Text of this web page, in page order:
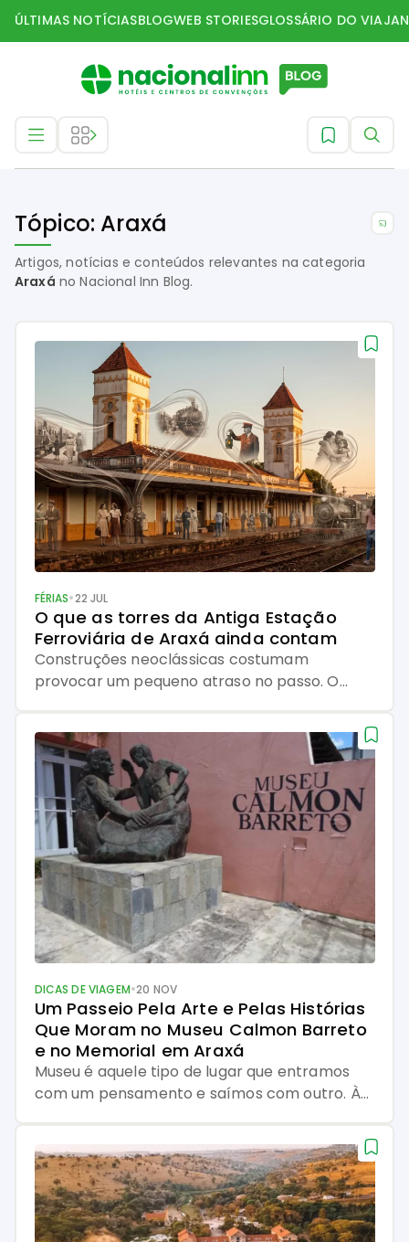
ÚLTIMAS NOTÍCIASBLOGWEB STORIESGLOSSÁRIO DO
Tópicos Araxá
Tópico: Araxá
Artigos, notícias e conteúdos relevantes na categoria
Araxá no Nacional Inn Blog.
FÉRIAS•22 JUL
O que as torres da Antiga Estação
Ferroviária de Araxá ainda contam
Construções neoclássicas costumam
provocar um pequeno atraso no passo. O
imponência parece caber tão bem em
detalhes delicados. Na Antiga Estação
Ferroviária de Araxá, essa sensação ganha
relógio, torres, mármore e uma história que
começou quando a chegada dos trilhos ainda
representava […]
DICAS DE VIAGEM•20 NOV
Um Passeio Pela Arte e Pelas Histórias
Que Moram no Museu Calmon Barreto
e no Memorial em Araxá
Museu é aquele tipo de lugar que entramos
com um pensamento e saímos com outro. Às
arrepiado, pensando em como aquele quadro,
aquele objeto ou aquela história conseguiram
mexer tanto com você. E em Araxá, essa
sensação ganha um charme […]